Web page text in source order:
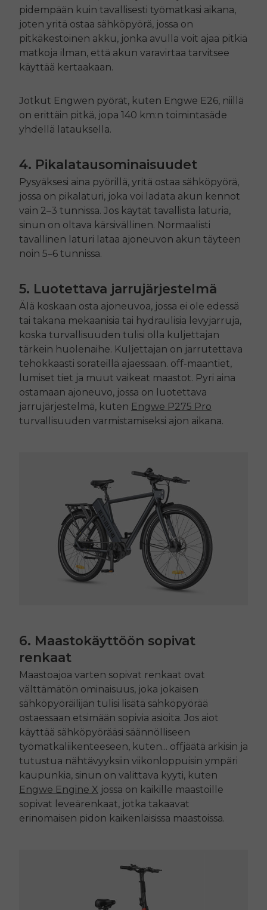
pidempään kuin tavallisesti työmatkasi aikana,
joten yritä ostaa sähköpyörä, jossa on
pitkäkestoinen akku, jonka avulla voit ajaa pitkiä
matkoja ilman, että akun varavirtaa tarvitsee
käyttää kertaakaan.
Jotkut Engwen pyörät, kuten Engwe E26, niillä
on erittäin pitkä, jopa 140 km:n toimintasäde
yhdellä latauksella.
4. Pikalatausominaisuudet
Pysyäksesi aina pyörillä, yritä ostaa sähköpyörä,
jossa on pikalaturi, joka voi ladata akun kennot
vain 2–3 tunnissa. Jos käytät tavallista laturia,
sinun on oltava kärsivällinen. Normaalisti
tavallinen laturi lataa ajoneuvon akun täyteen
noin 5–6 tunnissa.
5. Luotettava jarrujärjestelmä
Älä koskaan osta ajoneuvoa, jossa ei ole edessä
tai takana mekaanisia tai hydraulisia levyjarruja,
koska turvallisuuden tulisi olla kuljettajan
tärkein huolenaihe. Kuljettajan on jarrutettava
tehokkaasti sorateillä ajaessaan. off-maantiet,
lumiset tiet ja muut vaikeat maastot. Pyri aina
ostamaan ajoneuvo, jossa on luotettava
jarrujärjestelmä, kuten Engwe P275 Pro
turvallisuuden varmistamiseksi ajon aikana.
6. Maastokäyttöön sopivat
renkaat
Maastoajoa varten sopivat renkaat ovat
välttämätön ominaisuus, joka jokaisen
sähköpyöräilijän tulisi lisätä sähköpyörää
ostaessaan etsimään sopivia asioita. Jos aiot
käyttää sähköpyörääsi säännölliseen
työmatkaliikenteeseen, kuten... offjäätä arkisin ja
tutustua nähtävyyksiin viikonloppuisin ympäri
kaupunkia, sinun on valittava kyyti, kuten
Engwe Engine X jossa on kaikille maastoille
sopivat leveärenkaat, jotka takaavat
erinomaisen pidon kaikenlaisissa maastoissa.
SIGN UP NOW
email_marketing_consent
Send me news and special offers. I can unsubscribe at
anytime.